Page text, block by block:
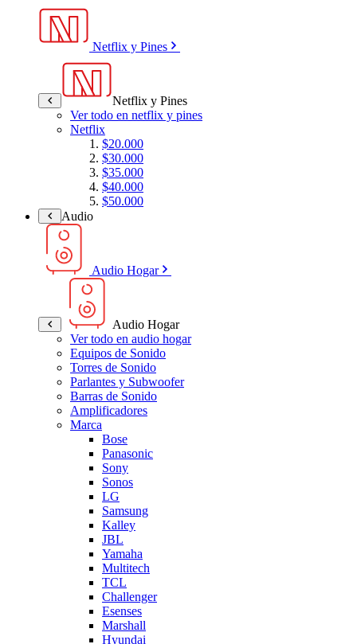
Netflix y Pines
Netflix y Pines
Ver todo en netflix y pines
Netflix
$20.000
$30.000
$35.000
$40.000
$50.000
Audio
Audio Hogar
Audio Hogar
Ver todo en audio hogar
Equipos de Sonido
Torres de Sonido
Parlantes y Subwoofer
Barras de Sonido
Amplificadores
Marca
Bose
Panasonic
Sony
Sonos
LG
Samsung
Kalley
JBL
Yamaha
Multitech
TCL
Challenger
Esenses
Marshall
Hyundai